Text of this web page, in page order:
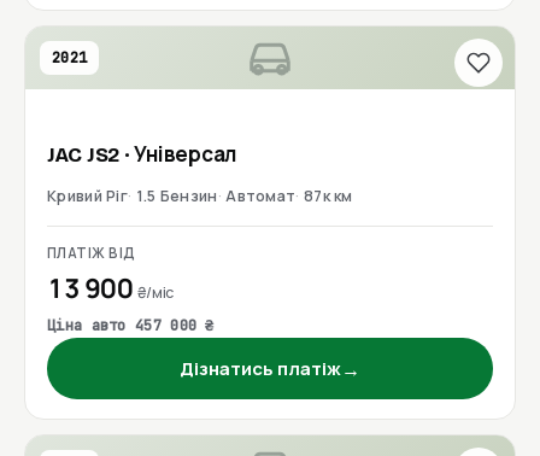
2021
JACJS2 · Універсал
Кривий Ріг 1.5 Бензин Автомат 87к км
ПЛАТІЖ ВІД
13 900 ₴/міс
Ціна авто 457 000 ₴
Дізнатись платіж→